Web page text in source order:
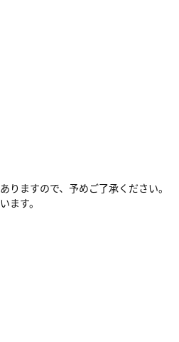
ますので、予めご了承ください。
ます。